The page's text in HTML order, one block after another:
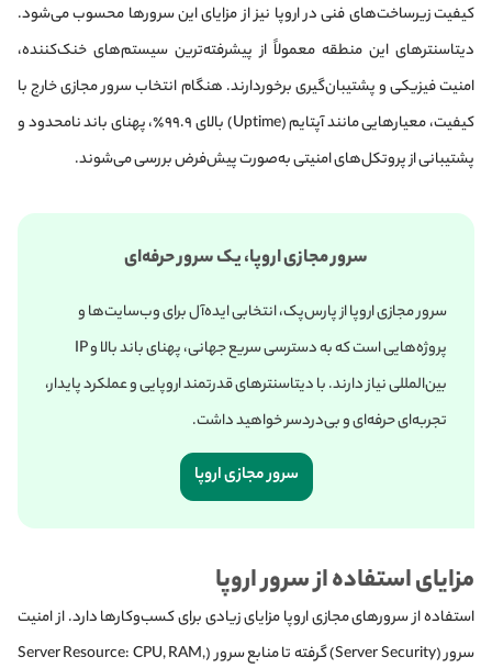
کیفیت زیرساخت‌های فنی در اروپا نیز از مزایای این سرورها محسوب می‌شود.
دیتاسنترهای این منطقه معمولاً از پیشرفته‌ترین سیستم‌های خنک‌کننده،
امنیت فیزیکی و پشتیبان‌گیری برخوردارند. هنگام انتخاب سرور مجازی خارج با
کیفیت، معیارهایی مانند آپتایم (Uptime) بالای ۹۹.۹٪، پهنای باند نامحدود و
پشتیبانی از پروتکل‌های امنیتی به‌صورت پیش‌فرض بررسی می‌شوند.
سرور مجازی اروپا، یک سرور حرفه‌ای
سرور مجازی اروپا از پارس‌پک، انتخابی ایده‌آل برای وب‌سایت‌ها و
پروژه‌هایی است که به دسترسی سریع جهانی، پهنای باند بالا و IP
بین‌المللی نیاز دارند. با دیتاسنترهای قدرتمند اروپایی و عملکرد پایدار،
تجربه‌ای حرفه‌ای و بی‌دردسر خواهید داشت.
سرور مجازی اروپا
مزایای استفاده از سرور اروپا
استفاده از سرورهای مجازی اروپا مزایای زیادی برای کسب‌وکارها دارد. از امنیت
سرور (Server Security) گرفته تا منابع سرور (Server Resource: CPU, RAM,